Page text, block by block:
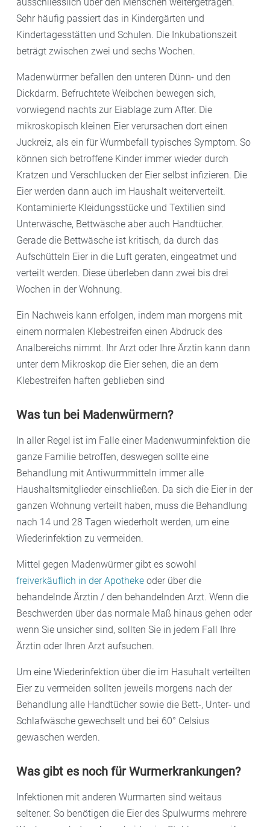
Sehr häufig passiert das in Kindergärten und
Kindertagesstätten und Schulen. Die Inkubationszeit
beträgt zwischen zwei und sechs Wochen.
Madenwürmer befallen den unteren Dünn- und den
Dickdarm. Befruchtete Weibchen bewegen sich,
vorwiegend nachts zur Eiablage zum After. Die
mikroskopisch kleinen Eier verursachen dort einen
Juckreiz, als ein für Wurmbefall typisches Symptom. So
können sich betroffene Kinder immer wieder durch
Kratzen und Verschlucken der Eier selbst infizieren. Die
Eier werden dann auch im Haushalt weiterverteilt.
Kontaminierte Kleidungsstücke und Textilien sind
Unterwäsche, Bettwäsche aber auch Handtücher.
Gerade die Bettwäsche ist kritisch, da durch das
Aufschütteln Eier in die Luft geraten, eingeatmet und
verteilt werden. Diese überleben dann zwei bis drei
Wochen in der Wohnung.
Ein Nachweis kann erfolgen, indem man morgens mit
einem normalen Klebestreifen einen Abdruck des
Analbereichs nimmt. Ihr Arzt oder Ihre Ärztin kann dann
unter dem Mikroskop die Eier sehen, die an dem
Klebestreifen haften geblieben sind
Was tun bei Madenwürmern?
In aller Regel ist im Falle einer Madenwurminfektion die
ganze Familie betroffen, deswegen sollte eine
Behandlung mit Antiwurmmitteln immer alle
Haushaltsmitglieder einschließen. Da sich die Eier in der
ganzen Wohnung verteilt haben, muss die Behandlung
nach 14 und 28 Tagen wiederholt werden, um eine
Wiederinfektion zu vermeiden.
Mittel gegen Madenwürmer gibt es sowohl
freiverkäuflich in der Apotheke oder über die
behandelnde Ärztin / den behandelnden Arzt. Wenn die
Beschwerden über das normale Maß hinaus gehen oder
wenn Sie unsicher sind, sollten Sie in jedem Fall Ihre
Ärztin oder Ihren Arzt aufsuchen.
Um eine Wiederinfektion über die im Hasuhalt verteilten
Eier zu vermeiden sollten jeweils morgens nach der
Behandlung alle Handtücher sowie die Bett-, Unter- und
Schlafwäsche gewechselt und bei 60° Celsius
gewaschen werden.
Was gibt es noch für Wurmerkrankungen?
Infektionen mit anderen Wurmarten sind weitaus
seltener. So benötigen die Eier des Spulwurms mehrere